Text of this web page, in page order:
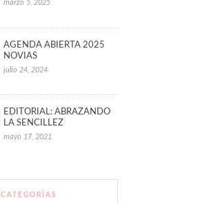
marzo 5, 2025
AGENDA ABIERTA 2025
NOVIAS
julio 24, 2024
EDITORIAL: ABRAZANDO
LA SENCILLEZ
mayo 17, 2021
CATEGORÍAS